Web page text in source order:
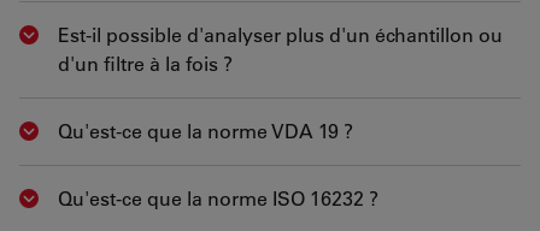
Show answer
Est-il possible d'analyser plus d'un échantillon ou
d'un filtre à la fois ?
Show answer
Qu'est-ce que la norme VDA 19 ?
Show answer
Qu'est-ce que la norme ISO 16232 ?